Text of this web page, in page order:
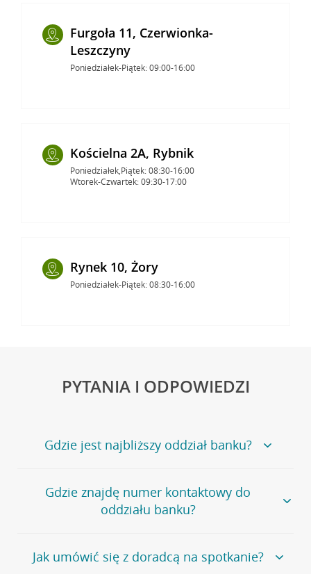
Furgoła 11, Czerwionka-
Leszczyny
Poniedziałek-Piątek: 09:00-16:00
Kościelna 2A, Rybnik
Poniedziałek,Piątek: 08:30-16:00
Wtorek-Czwartek: 09:30-17:00
Rynek 10, Żory
Poniedziałek-Piątek: 08:30-16:00
PYTANIA I ODPOWIEDZI
Gdzie jest najbliższy oddział banku?
Jeśli szukasz oddziału naszego banku, zapraszamy na
stronęPlacówki i bankomaty, na której znajduje się
wygodna wyszukiwarka.
oddziałów
Gdzie znajdę numer kontaktowy do
oddziału banku?
Bank Credit Agricole nie udostępnia ogólnego numeru
telefonu do placówki bankowej.
Jak umówić się z doradcą na spotkanie?